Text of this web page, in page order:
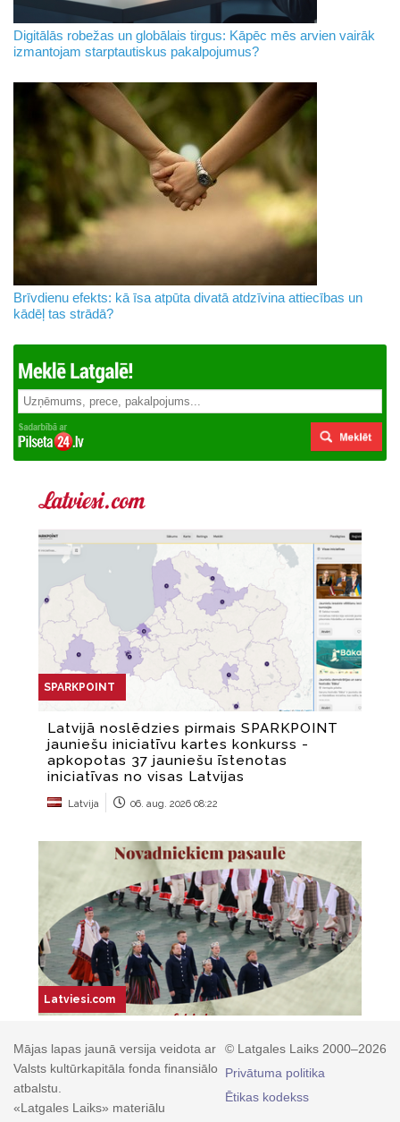
Digitālās robežas un globālais tirgus: Kāpēc mēs arvien vairāk
izmantojam starptautiskus pakalpojumus?
Brīvdienu efekts: kā īsa atpūta divatā atdzīvina attiecības un
kādēļ tas strādā?
© Latgales Laiks 2000–2026
Privātuma politika
Ētikas kodekss
Mājas lapas jaunā versija veidota ar
Valsts kultūrkapitāla fonda finansiālo
atbalstu.
«Latgales Laiks» materiālu